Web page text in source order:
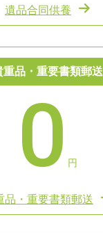
遺品合同供養
重品・重要書類郵送
0 円
品・重要書類郵送